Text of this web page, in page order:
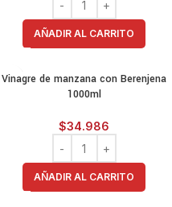
AÑADIR AL CARRITO
Vinagre de manzana con Berenjena
1000ml
$34.986
AÑADIR AL CARRITO